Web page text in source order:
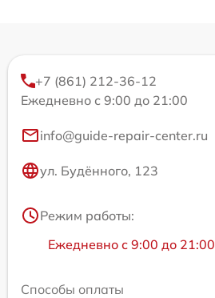
+7 (861) 212-36-12
Ежедневно с 9:00 до 21:00
info@guide-repair-center.ru
ул. Будённого, 123
Режим работы:
Ежедневно с 9:00 до 21:00
Способы оплаты